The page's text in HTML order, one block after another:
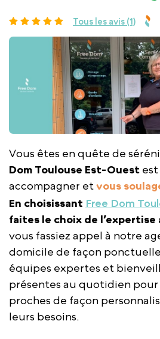
Tous les avis (1)
Vous êtes en quête de
Dom Toulouse Est-Ouest
accompagner etvous
En choisissant Free Dom
faites le choix de l’expertise
vous fassiez appel à notre
domicile de façon
équipes expertes et
présentes au quotidien pour
proches de façon
leurs besoins.